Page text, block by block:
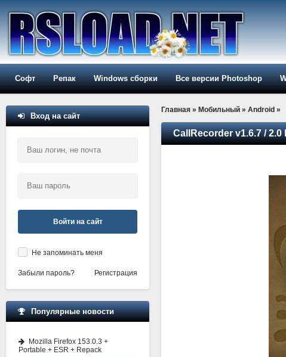
Софт Репак Windows сборки Все версии Photoshop
Главная » Мобильный » Android »
CallRecorder v1.6.7 / 2.0
Вход на сайт
Войти на сайт
Не запоминать меня
Забыли пароль? Регистрация
Популярные новости
Mozilla Firefox 153.0.3 +
Portable + ESR + Repack